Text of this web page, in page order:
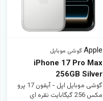
Apple
·گوشی موبایل
iPhone 17 Pro Max
256GB Silver
گوشی موبایل اپل - آیفون 17 پرو
مکس 256 گیگابایت نقره ای